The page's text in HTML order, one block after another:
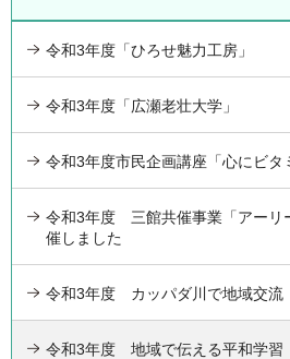
令和3年度「ひろせ魅力工房」
令和3年度「広瀬老壮大学」
令和3年度市民企画講座「心にビタ
令和3年度 三館共催事業「アーリ
催しました
令和3年度 カッパダ川で地域交流
令和3年度 地域で伝える平和学習